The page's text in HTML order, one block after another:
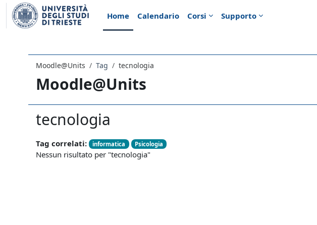
Vai al contenuto principale
Home
Calendario Corsi Supporto
Moodle@Units Tag tecnologia
Moodle@Units
tecnologia
Tag correlati: informatica Psicologia
Nessun risultato per "tecnologia"